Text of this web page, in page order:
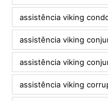
assistência viking
assistência viking
assistência viking
assistência viking